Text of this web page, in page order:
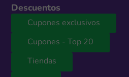
Descuentos
Cupones exclusivos
Cupones - Top 20
Tiendas